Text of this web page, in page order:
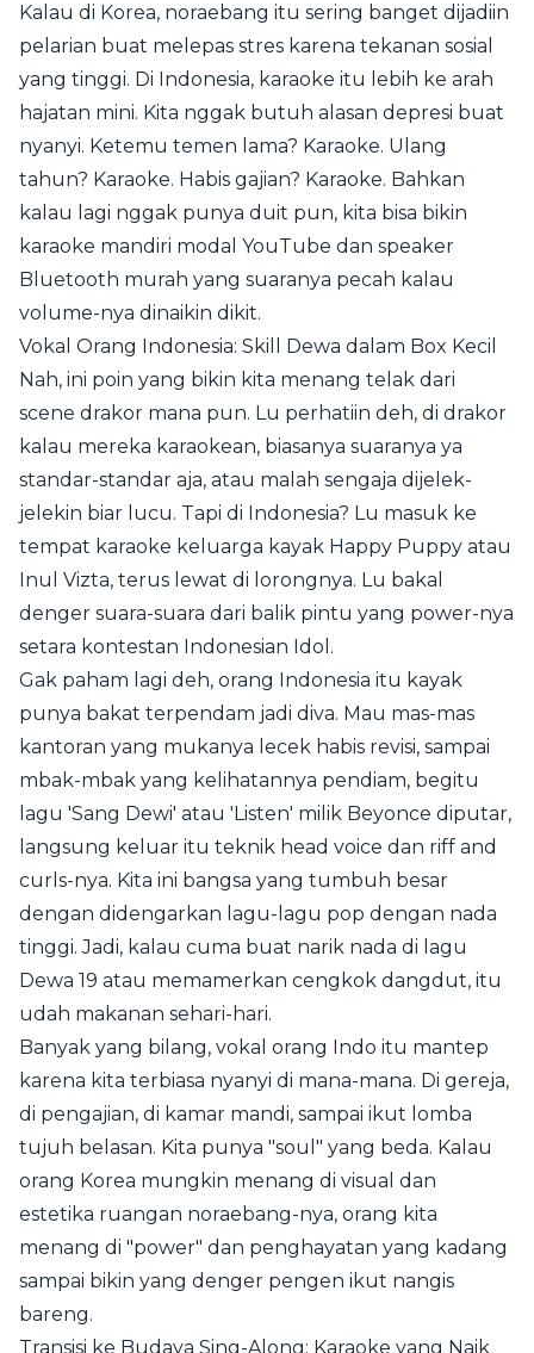
Kalau di Korea, noraebang itu sering banget dijadiin
pelarian buat melepas stres karena tekanan sosial
yang tinggi. Di Indonesia, karaoke itu lebih ke arah
hajatan mini. Kita nggak butuh alasan depresi buat
nyanyi. Ketemu temen lama? Karaoke. Ulang
tahun? Karaoke. Habis gajian? Karaoke. Bahkan
kalau lagi nggak punya duit pun, kita bisa bikin
karaoke mandiri modal YouTube dan speaker
Bluetooth murah yang suaranya pecah kalau
volume-nya dinaikin dikit.
Vokal Orang Indonesia: Skill Dewa dalam Box Kecil
Nah, ini poin yang bikin kita menang telak dari
scene drakor mana pun. Lu perhatiin deh, di drakor
kalau mereka karaokean, biasanya suaranya ya
standar-standar aja, atau malah sengaja dijelek-
jelekin biar lucu. Tapi di Indonesia? Lu masuk ke
tempat karaoke keluarga kayak Happy Puppy atau
Inul Vizta, terus lewat di lorongnya. Lu bakal
denger suara-suara dari balik pintu yang power-nya
setara kontestan Indonesian Idol.
Gak paham lagi deh, orang Indonesia itu kayak
punya bakat terpendam jadi diva. Mau mas-mas
kantoran yang mukanya lecek habis revisi, sampai
mbak-mbak yang kelihatannya pendiam, begitu
lagu 'Sang Dewi' atau 'Listen' milik Beyonce diputar,
langsung keluar itu teknik head voice dan riff and
curls-nya. Kita ini bangsa yang tumbuh besar
dengan didengarkan lagu-lagu pop dengan nada
tinggi. Jadi, kalau cuma buat narik nada di lagu
Dewa 19 atau memamerkan cengkok dangdut, itu
udah makanan sehari-hari.
Banyak yang bilang, vokal orang Indo itu mantep
karena kita terbiasa nyanyi di mana-mana. Di gereja,
di pengajian, di kamar mandi, sampai ikut lomba
tujuh belasan. Kita punya "soul" yang beda. Kalau
orang Korea mungkin menang di visual dan
estetika ruangan noraebang-nya, orang kita
menang di "power" dan penghayatan yang kadang
sampai bikin yang denger pengen ikut nangis
bareng.
Transisi ke Budaya Sing-Along: Karaoke yang Naik